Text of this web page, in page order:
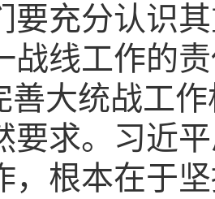
要充分认识
战线工作的
善大统战工
要求。习近
，根本在于